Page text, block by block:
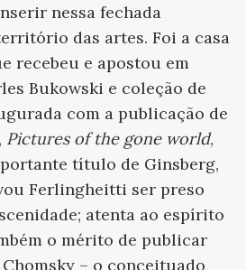
nessa fechada
das artes. Foi a casa
recebeu e apostou em
Bukowski e coleção de
com a publicação de
Pictures of the gone world,
título de Ginsberg,
Ferlingheitti ser preso
atenta ao espírito
o mérito de publicar
– o conceituado